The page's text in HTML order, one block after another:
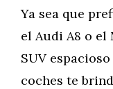
Ya sea que
el Audi A8 o el
SUV
coches te